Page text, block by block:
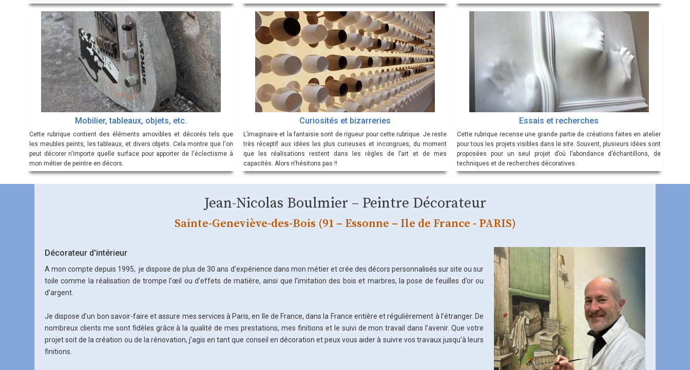
Mobilier, tableaux, objets, etc.
Cette rubrique contient des éléments amovibles et décorés tels que
les meubles peints, les tableaux, et divers objets. Cela montre que l'on
peut décorer n'importe quelle surface pour apporter de l'éclectisme à
mon métier de peintre en décors.
Curiosités et bizarreries
L’imaginaire et la fantaisie sont de rigueur pour cette rubrique. Je reste
très réceptif aux idées les plus curieuses et incongrues, du moment
que les réalisations restent dans les règles de l’art et de mes
capacités. Alors n'hésitons pas !!
Essais et recherches
Cette rubrique recense une grande partie de créations faites en atelier
pour tous les projets visibles dans le site. Souvent, plusieurs idées sont
proposées pour un seul projet d’où l’abondance d’échantillons, de
techniques et de recherches décoratives.
Jean-Nicolas Boulmier – Peintre Décorateur
Sainte-Geneviève-des-Bois (91 – Essonne – Ile de France - PARIS)
Décorateur d'intérieur
A mon compte depuis 1995, je dispose de plus de 30 ans d’expérience dans mon métier et crée des décors personnalisés sur site ou sur
toile comme la réalisation de trompe l’œil ou d'effets de matière, ainsi que l’imitation des bois et marbres, la pose de feuilles d’or ou
d’argent.
Je dispose d’un bon savoir-faire et assure mes services à Paris, en Ile de France, dans la France entière et régulièrement à l’étranger. De
nombreux clients me sont fidèles grâce à la qualité de mes prestations, mes finitions et le suivi de mon travail dans l’avenir. Que votre
projet soit de la création ou de la rénovation, j’agis en tant que conseil en décoration et peux vous aider à suivre vos travaux jusqu’à leurs
finitions.